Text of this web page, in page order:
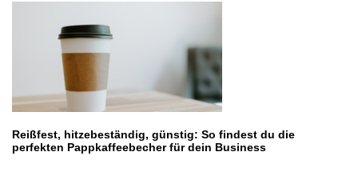
Reißfest, hitzebeständig, günstig: So findest du die
perfekten Pappkaffeebecher für dein Business